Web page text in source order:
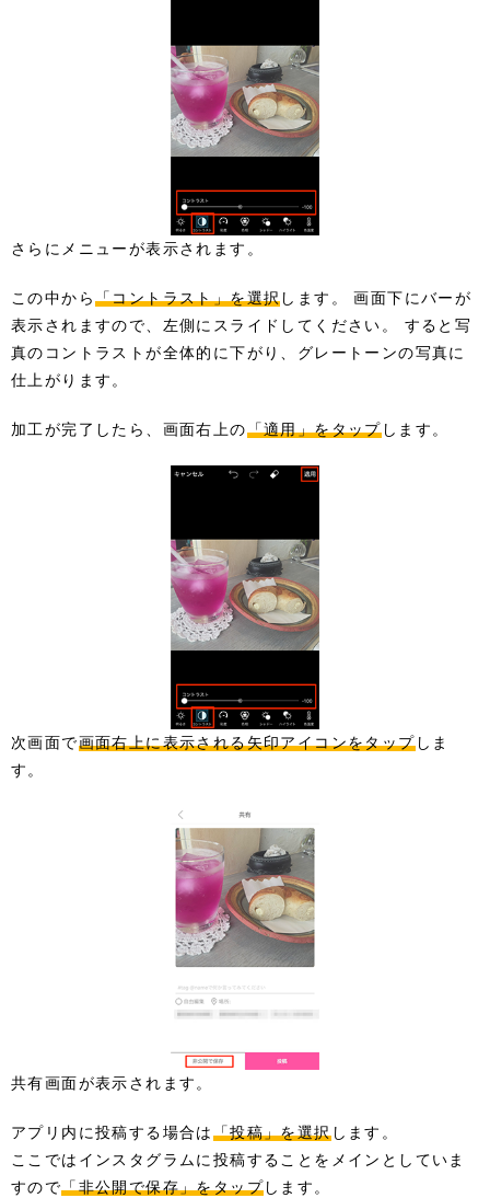
さらにメニューが表示されます。
この中から 「コントラスト」を選択 します。 画面下にバーが
表示されますので、左側にスライドしてください。 すると写
真のコントラストが全体的に下がり、グレートーンの写真に
仕上がります。
加工が完了したら、画面右上の「適用」をタップします。
次画面で画面右上に表示される矢印アイコンをタップしま
す。
共有画面が表示されます。
アプリ内に投稿する場合は 「投稿」を選択します。
ここではインスタグラムに投稿することをメインとしていま
すので「非公開で保存」をタップ します。